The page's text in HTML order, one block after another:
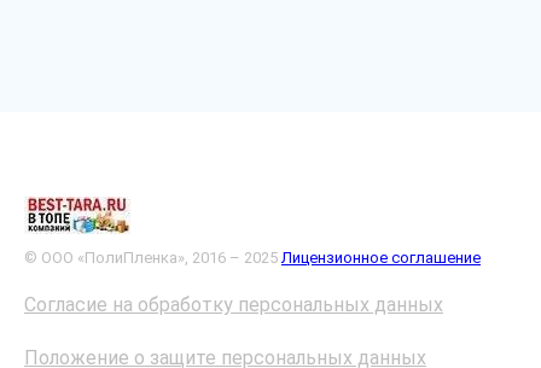
© ООО «ПолиПленка», 2016 – 2025 Лицензионное соглашение
Согласие на обработку персональных данных
Положение о защите персональных данных